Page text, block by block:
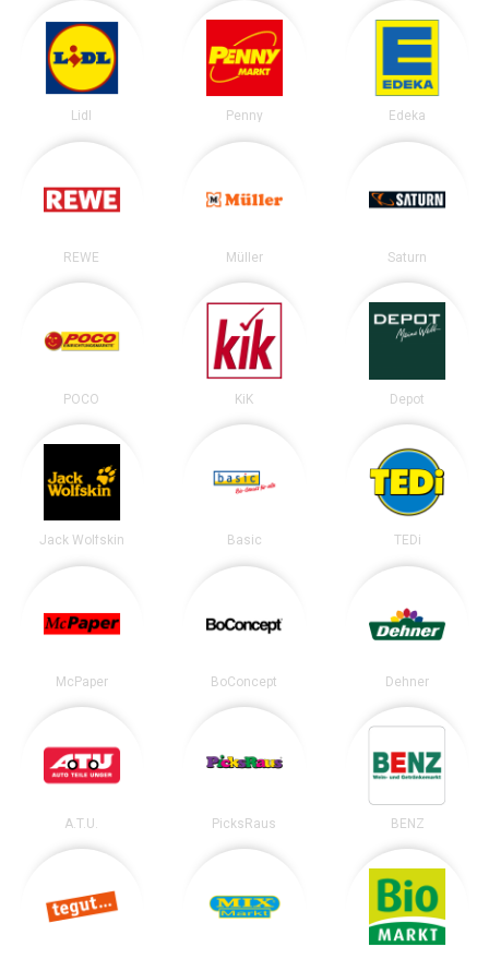
Lidl Penny Edeka
REWE Müller Saturn
POCO KiK Depot
Jack Wolfskin Basic TEDi
McPaper BoConcept Dehner
A.T.U. PicksRaus BENZ